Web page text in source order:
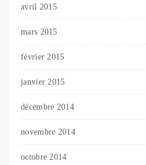
avril 2015
mars 2015
février 2015
janvier 2015
décembre 2014
novembre 2014
octobre 2014